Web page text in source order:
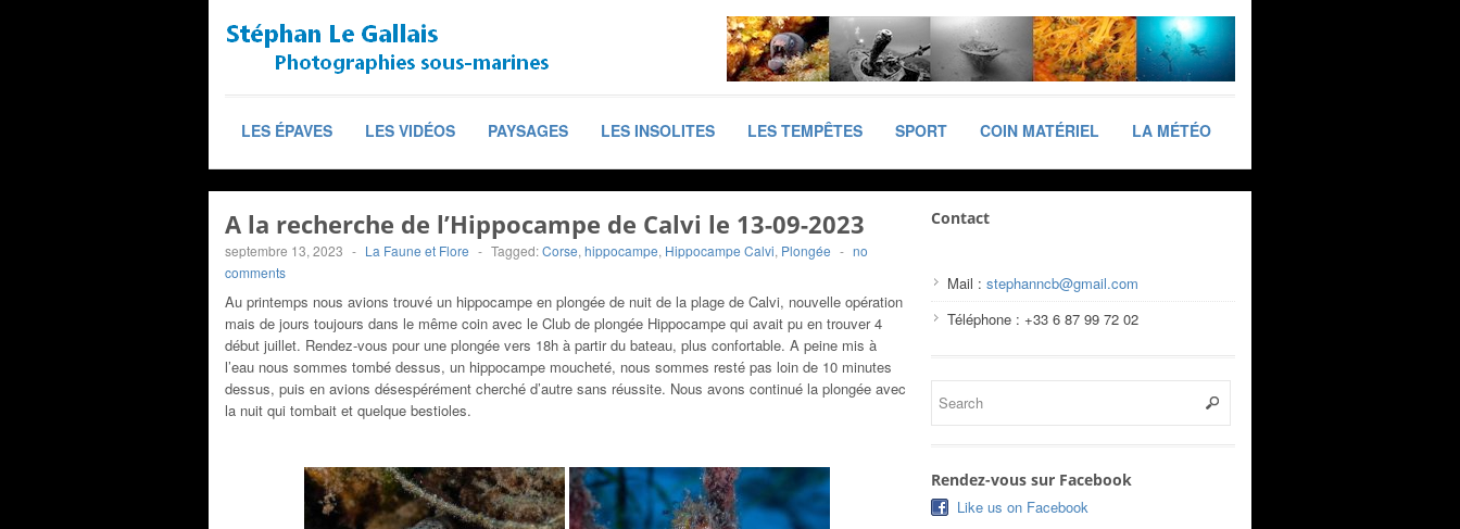
LES ÉPAVES LES VIDÉOS PAYSAGES LES INSOLITES LES TEMPÊTES SPORT COIN MATÉRIEL LA MÉTÉO
A la recherche de l’Hippocampe de Calvi le 13-09-2023
septembre 13, 2023 - La Faune et Flore - Tagged:Corse, hippocampe, Hippocampe Calvi, Plongée - no
comments
Au printemps nous avions trouvé un hippocampe en plongée de nuit de la plage de Calvi, nouvelle opération
mais de jours toujours dans le même coin avec le Club de plongée Hippocampe qui avait pu en trouver 4
début juillet. Rendez-vous pour une plongée vers 18h à partir du bateau, plus confortable. A peine mis à
l’eau nous sommes tombé dessus, un hippocampe moucheté, nous sommes resté pas loin de 10 minutes
dessus, puis en avions désespérément cherché d’autre sans réussite. Nous avons continué la plongée avec
la nuit qui tombait et quelque bestioles.
Contact
Mail : stephanncb@gmail.com
Téléphone : +33 6 87 99 72 02
Rendez-vous sur Facebook
Like us on Facebook